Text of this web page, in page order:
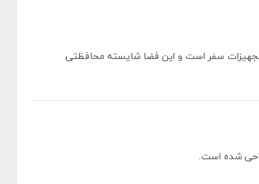
تجهیزات سفر است و این فضا شایسته محافظتی